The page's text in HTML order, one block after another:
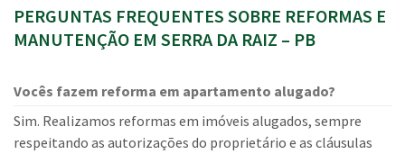
PERGUNTAS FREQUENTES SOBRE REFORMAS E
MANUTENÇÃO EM SERRA DA RAIZ – PB
Vocês fazem reforma em apartamento alugado?
Sim. Realizamos reformas em imóveis alugados, sempre
respeitando as autorizações do proprietário e as cláusulas